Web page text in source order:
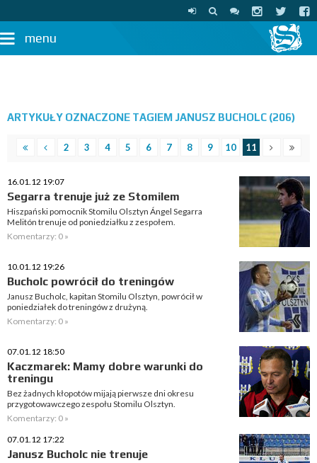
menu
ARTYKUŁY OZNACZONE TAGIEM JANUSZ BUCHOLC (206)
2 3 4 5 6 7 8 9 10 11
16.01.12 19:07
Segarra trenuje już ze Stomilem
Hiszpański pomocnik Stomilu Olsztyn Ángel Segarra
Melitón trenuje od poniedziałku z zespołem.
Komentarzy: 0 »
10.01.12 19:26
Bucholc powrócił do treningów
Janusz Bucholc, kapitan Stomilu Olsztyn, powrócił w
poniedziałek do treningów z drużyną.
Komentarzy: 0 »
07.01.12 18:50
Kaczmarek: Mamy dobre warunki do
treningu
Bez żadnych kłopotów mijają pierwsze dni okresu
przygotowawczego zespołu Stomilu Olsztyn.
Komentarzy: 0 »
07.01.12 17:22
Janusz Bucholc nie trenuje